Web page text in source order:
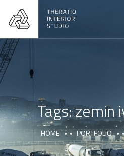
Tags:zemin
HOME PORTFOLIO